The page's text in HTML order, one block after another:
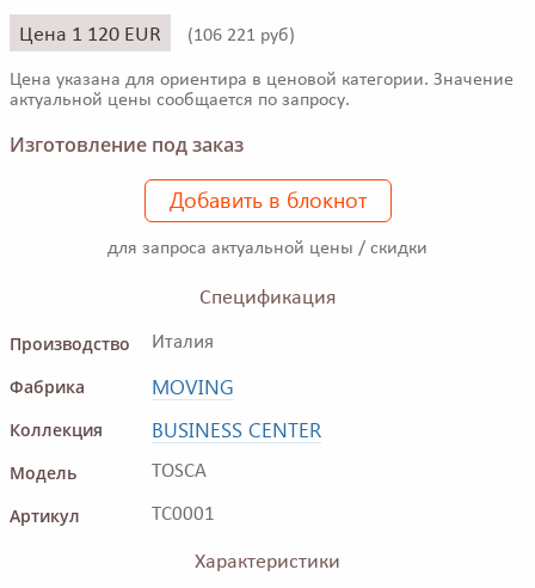
Цена 1 120 EUR (106 221 руб)
Цена указана для ориентира в ценовой категории. Значение
актуальной цены сообщается по запросу.
Изготовление под заказ
Добавить в блокнот
для запроса актуальной цены / скидки
Спецификация
Производство
Италия
Фабрика MOVING
Коллекция BUSINESS CENTER
Модель TOSCA
Артикул TC0001
Характеристики